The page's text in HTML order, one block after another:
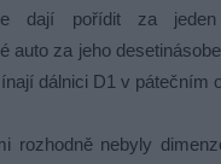
dají pořídit za
auto za jeho
dálnici D1 v pátečním
rozhodně nebyly